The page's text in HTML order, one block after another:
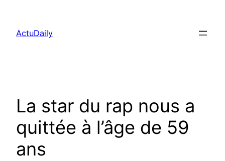
contenu
ActuDaily
La star du rap nous a
quittée à l’âge de 59
ans